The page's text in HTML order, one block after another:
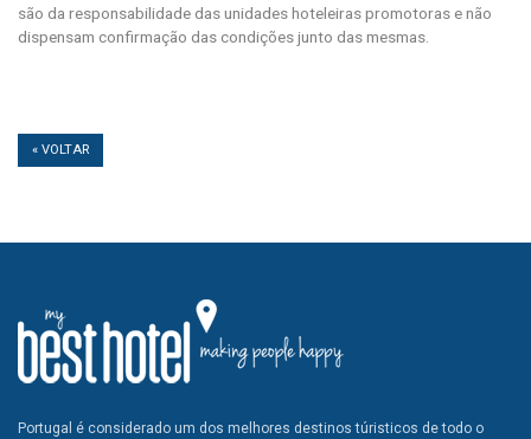
são da responsabilidade das unidades hoteleiras promotoras e não
dispensam confirmação das condições junto das mesmas.
« VOLTAR
Portugal é considerado um dos melhores destinos túristicos de todo o